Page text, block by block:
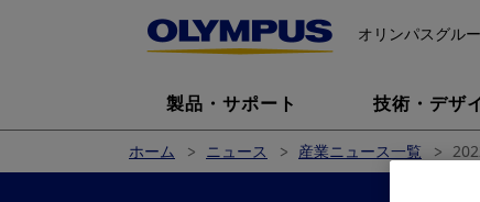
オリンパスグル
製品・サポート 技術・デザ
ホーム ニュース 産業ニュース一覧